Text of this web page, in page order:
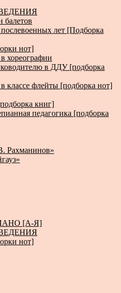
лет [Подборка
нот]
хореографии
в ДДУ [подборка
классе флейты [подборка нот]
книг]
педагогика [подборка
Рахманинов»
[А-Я]
нот]